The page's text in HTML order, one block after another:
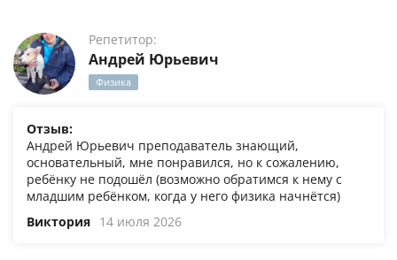
Репетитор:
Андрей Юрьевич
Физика
Отзыв:
Андрей Юрьевич преподаватель знающий,
основательный, мне понравился, но к сожалению,
ребёнку не подошёл (возможно обратимся к нему с
младшим ребёнком, когда у него физика начнётся)
Виктория 14 июля 2026